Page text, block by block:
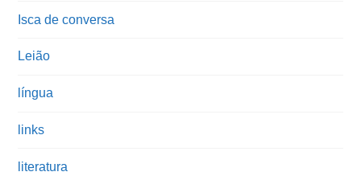
Isca de conversa
Leião
língua
links
literatura